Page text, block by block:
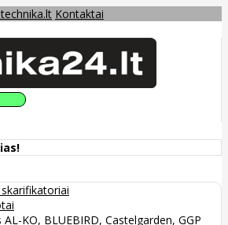
Kontaktai
KO, BLUEBIRD, Castelgarden, GGP